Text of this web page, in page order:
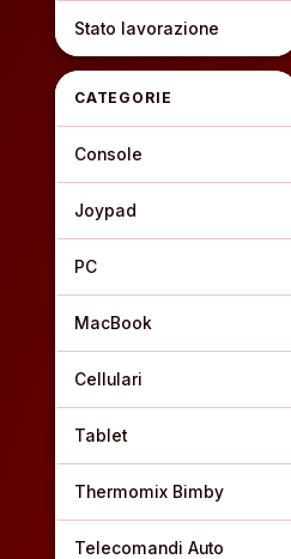
Stato lavorazione
CATEGORIE
Console
Joypad
PC
MacBook
Cellulari
Tablet
Thermomix Bimby
Telecomandi Auto